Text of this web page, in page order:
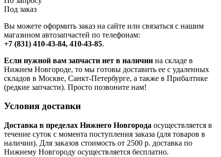
Под заказ
Вы можете оформить заказ на сайте или связаться с нашим
магазином автозапчастей по телефонам:
+7 (831) 410-43-84, 410-43-85.
Если нужной вам запчасти нет в наличии на складе в
Нижнем Новгороде, то мы готовы доставить ее с удаленных
складов в Москве, Санкт-Петербурге, а также в Прибалтике
(редкие запчасти). Просто позвоните нам!
Условия доставки
Доставка в пределах Нижнего Новгорода осуществляется в
течение суток с момента поступления заказа (для товаров в
наличии). Для заказов стоимость от 2500 р. доставка по
Нижнему Новгороду осуществляется бесплатно.